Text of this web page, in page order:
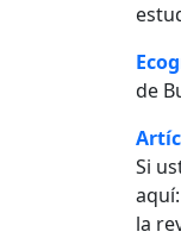
de
Si
aquí:
la